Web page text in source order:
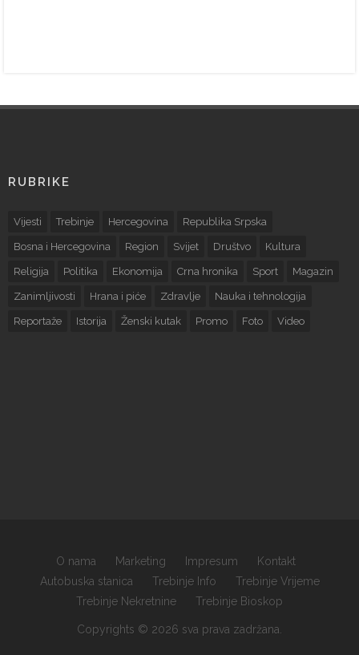
RUBRIKE
Vijesti Trebinje Hercegovina Republika Srpska
Bosna i Hercegovina Region Svijet Društvo Kultura
Religija Politika Ekonomija Crna hronika Sport Magazin
Zanimljivosti Hrana i piće Zdravlje Nauka i tehnologija
Reportaže Istorija Ženski kutak Promo Foto Video
O nama Marketing Impresum
Kontakt
Autobuska stanica
Trebinje Info
Trebinje Vrijeme
Trebinje Nekretnine
Trebinje Bioskop
Copyrights © 2026 sva prava zadržana.